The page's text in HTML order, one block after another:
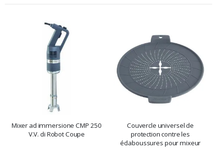
Mixer ad immersione CMP 250
V.V. di Robot Coupe
Couvercle universel de
protection contre les
éclaboussures pour mixeur